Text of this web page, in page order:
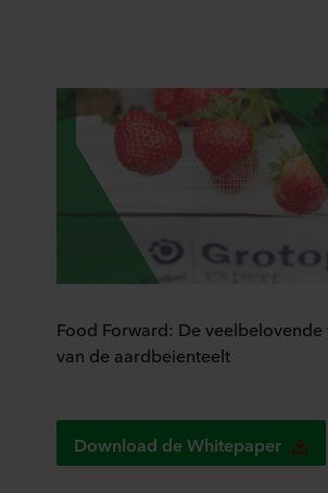
Food Forward: De
van de aardbeienteelt
Download de Whitepaper